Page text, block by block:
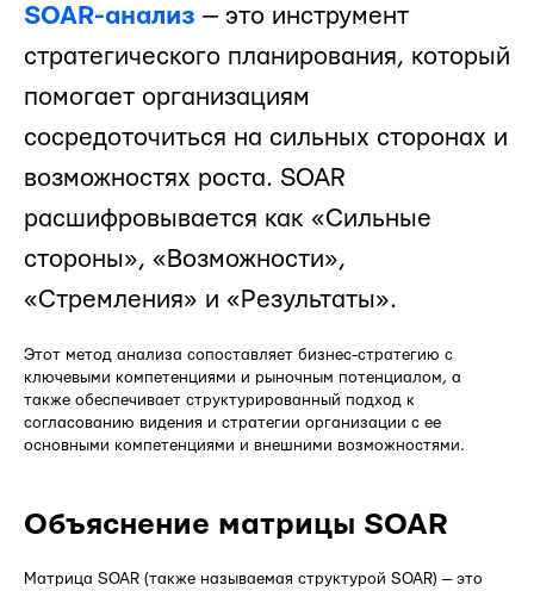
SOAR-анализ — это инструмент
стратегического планирования, который
помогает организациям
сосредоточиться на сильных сторонах и
возможностях роста. SOAR
расшифровывается как «Сильные
стороны», «Возможности»,
«Стремления» и «Результаты».
Этот метод анализа сопоставляет бизнес-стратегию с
ключевыми компетенциями и рыночным потенциалом, а
также обеспечивает структурированный подход к
согласованию видения и стратегии организации с ее
основными компетенциями и внешними возможностями.
Объяснение матрицы SOAR
Матрица SOAR (также называемая структурой SOAR) — это